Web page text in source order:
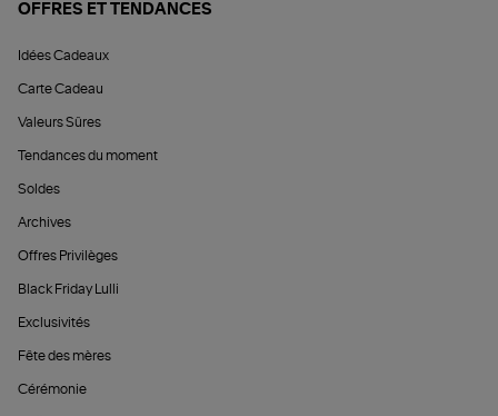
OFFRES ET TENDANCES
Idées Cadeaux
Carte Cadeau
Valeurs Sûres
Tendances du moment
Soldes
Archives
Offres Privilèges
Black Friday Lulli
Exclusivités
Fête des mères
Cérémonie